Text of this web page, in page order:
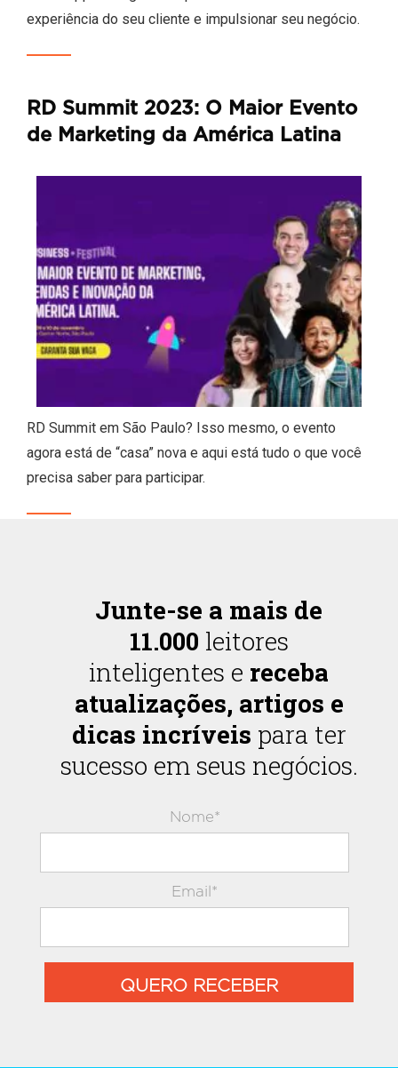
experiência do seu cliente e impulsionar seu negócio.
RD Summit 2023: O Maior Evento
de Marketing da América Latina
RD Summit em São Paulo? Isso mesmo, o evento
agora está de “casa” nova e aqui está tudo o que você
precisa saber para participar.
Junte-se a mais de
11.000 leitores
inteligentes e receba
atualizações, artigos e
dicas incríveis para ter
sucesso em seus negócios.
Nome*
Email*
QUERO RECEBER